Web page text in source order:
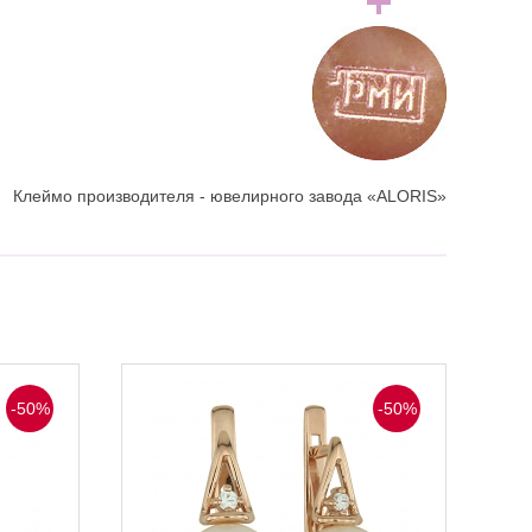
Клеймо производителя - ювелирного завода «ALORIS»
-50% -50%